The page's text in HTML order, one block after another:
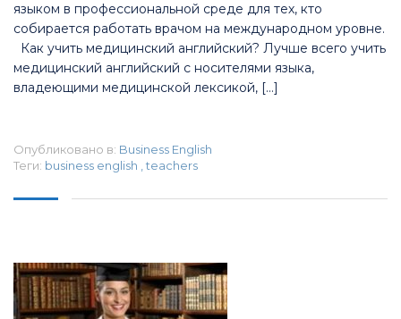
языком в профессиональной среде для тех, кто
собирается работать врачом на международном уровне.
Как учить медицинский английский? Лучше всего учить
медицинский английский с носителями языка,
владеющими медицинской лексикой, […]
Опубликовано в: Business English
Теги: business english ,teachers